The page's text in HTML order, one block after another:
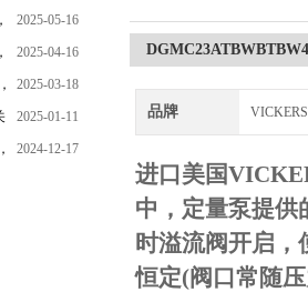
2025-05-16
2025-04-16
2025-03-18
2025-01-11
2024-12-17
品牌
进口美国
中，定量泵提供
时溢流阀开启，
恒定(阀口常随